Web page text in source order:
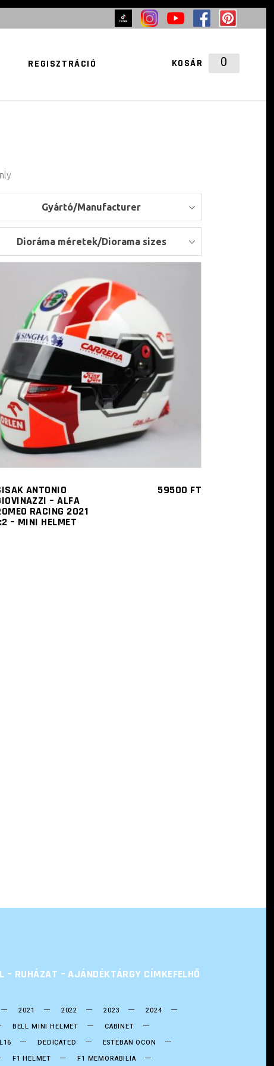
REGISZTRÁCIÓ KOSÁR 0
A KOSÁRBAN NINCS TERMÉK
Gyártó/Manufacturer
Dioráma méretek/Diorama sizes
KOSÁRBA TESZEM
ANTONIO
– ALFA
RACING 2021
– MINI HELMET
59500 FT
– RUHÁZAT – AJÁNDÉKTÁRGY CÍMKEFELHŐ
2021 2022 2023
2024
BELL MINI HELMET
CABINET
DEDICATED
ESTEBAN OCON
F1 HELMET F1 MEMORABILIA